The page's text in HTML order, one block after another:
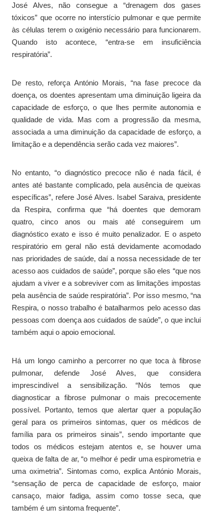
José Alves, não consegue a “drenagem dos gases
tóxicos” que ocorre no interstício pulmonar e que permite
às células terem o oxigénio necessário para funcionarem.
Quando isto acontece, “entra-se em insuficiência
respiratória”.
De resto, reforça António Morais, “na fase precoce da
doença, os doentes apresentam uma diminuição ligeira da
capacidade de esforço, o que lhes permite autonomia e
qualidade de vida. Mas com a progressão da mesma,
associada a uma diminuição da capacidade de esforço, a
limitação e a dependência serão cada vez maiores”.
No entanto, “o diagnóstico precoce não é nada fácil, é
antes até bastante complicado, pela ausência de queixas
específicas”, refere José Alves. Isabel Saraiva, presidente
da Respira, confirma que “há doentes que demoram
quatro, cinco anos ou mais até conseguirem um
diagnóstico exato e isso é muito penalizador. E o aspeto
respiratório em geral não está devidamente acomodado
nas prioridades de saúde, daí a nossa necessidade de ter
acesso aos cuidados de saúde”, porque são eles “que nos
ajudam a viver e a sobreviver com as limitações impostas
pela ausência de saúde respiratória”. Por isso mesmo, “na
Respira, o nosso trabalho é batalharmos pelo acesso das
pessoas com doença aos cuidados de saúde”, o que inclui
também aqui o apoio emocional.
Há um longo caminho a percorrer no que toca à fibrose
pulmonar, defende José Alves, que considera
imprescindível a sensibilização. “Nós temos que
diagnosticar a fibrose pulmonar o mais precocemente
possível. Portanto, temos que alertar quer a população
geral para os primeiros sintomas, quer os médicos de
família para os primeiros sinais”, sendo importante que
todos os médicos estejam atentos e, se houver uma
queixa de falta de ar, “o melhor é pedir uma espirometria e
uma oximetria”. Sintomas como, explica António Morais,
“sensação de perca de capacidade de esforço, maior
cansaço, maior fadiga, assim como tosse seca, que
também é um sintoma frequente”.